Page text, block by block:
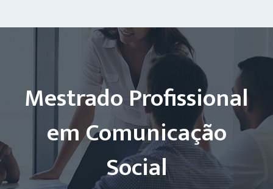
Mestrado Profissional
em Comunicação
Social